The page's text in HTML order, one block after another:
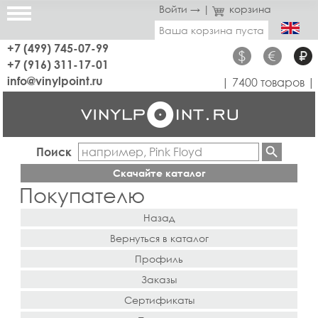
Войти → |
корзина
Ваша корзина пуста
+7 (499) 745-07-99
+7 (916) 311-17-01
$ € ₽
info@vinylpoint.ru | 7400 товаров |
Поиск
Скачайте каталог
Покупателю
Назад
Вернуться в каталог
Профиль
Заказы
Сертификаты